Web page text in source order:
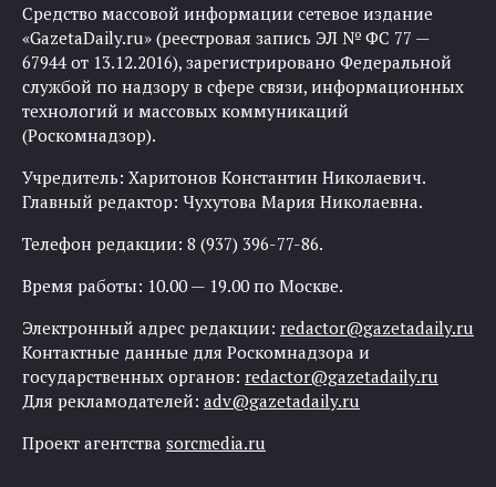
Средство массовой информации сетевое издание
«GazetaDaily.ru» (реестровая запись ЭЛ № ФС 77 —
67944 от 13.12.2016), зарегистрировано Федеральной
службой по надзору в сфере связи, информационных
технологий и массовых коммуникаций
(Роскомнадзор).
Учредитель: Харитонов Константин Николаевич.
Главный редактор: Чухутова Мария Николаевна.
Телефон редакции: 8 (937) 396-77-86.
Время работы: 10.00 — 19.00 по Москве.
Электронный адрес редакции: redactor@gazetadaily.ru
Контактные данные для Роскомнадзора и
государственных органов: redactor@gazetadaily.ru
Для рекламодателей: adv@gazetadaily.ru
Проект агентства sorcmedia.ru